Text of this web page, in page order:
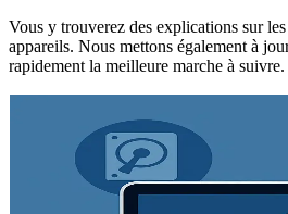
Vous y trouverez des explications sur
appareils. Nous mettons également à
rapidement la meilleure marche à suivre.